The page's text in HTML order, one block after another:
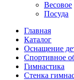
Весовое
Посуда
Главная
Каталог
Оснащение
Спортивное
Гимнастика
Стенка